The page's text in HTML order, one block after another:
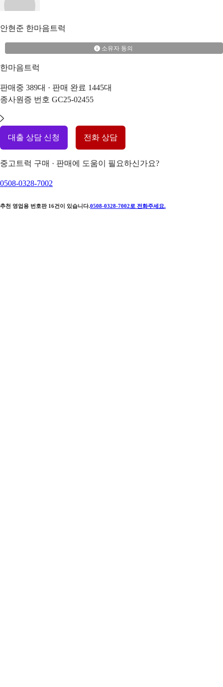
안현준 한마음트럭
소유자 동의
한마음트럭
판매중 389대 · 판매 완료 1445대
종사원증 번호 GC25-02455
대출 상담 신청 전화 상담
중고트럭 구매 · 판매에 도움이 필요하신가요?
0508-0328-7002
추천 영업용 번호판 16건이 있습니다.0508-0328-7002 로 전화주세요.